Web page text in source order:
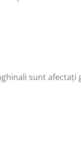
sunt